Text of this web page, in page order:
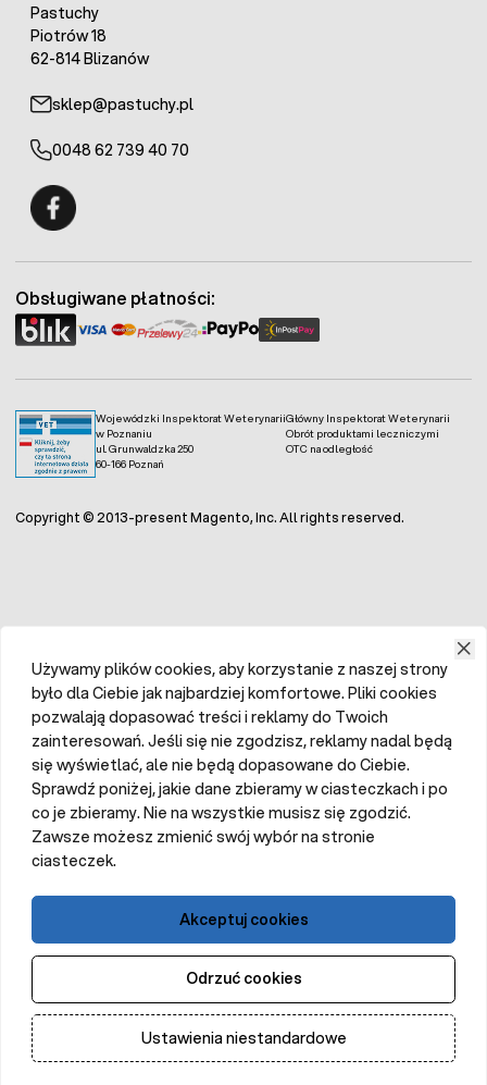
Ilość
Pastuchy
Piotrów 18
62-814 Blizanów
sklep@pastuchy.pl
0048 62 739 40 70
Wojewódzki Inspektorat Weterynarii
w Poznaniu
ul. Grunwaldzka 250
60-166 Poznań
Główny Inspektorat Weterynarii
Obrót produktami leczniczymi
OTC na odległość
Obsługiwane płatności:
Copyright © 2013-present Magento, Inc. All rights reserved.
Używamy plików cookies, aby korzystanie z naszej strony
było dla Ciebie jak najbardziej komfortowe. Pliki cookies
pozwalają dopasować treści i reklamy do Twoich
zainteresowań. Jeśli się nie zgodzisz, reklamy nadal będą
się wyświetlać, ale nie będą dopasowane do Ciebie.
Sprawdź poniżej, jakie dane zbieramy w ciasteczkach i po
co je zbieramy. Nie na wszystkie musisz się zgodzić.
Zawsze możesz zmienić swój wybór na stronie
ciasteczek.
Akceptuj cookies
Odrzuć cookies
Ustawienia niestandardowe